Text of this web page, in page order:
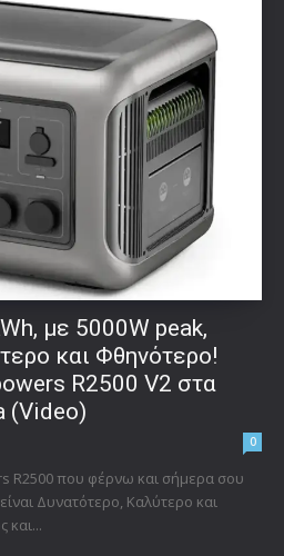
με 5000W peak,
και Φθηνότερο!
R2500 V2 στα
(Video)
0
R2500 που φέρνω και σήμερα σου
Δυνατότερο, Καλύτερο και
και...